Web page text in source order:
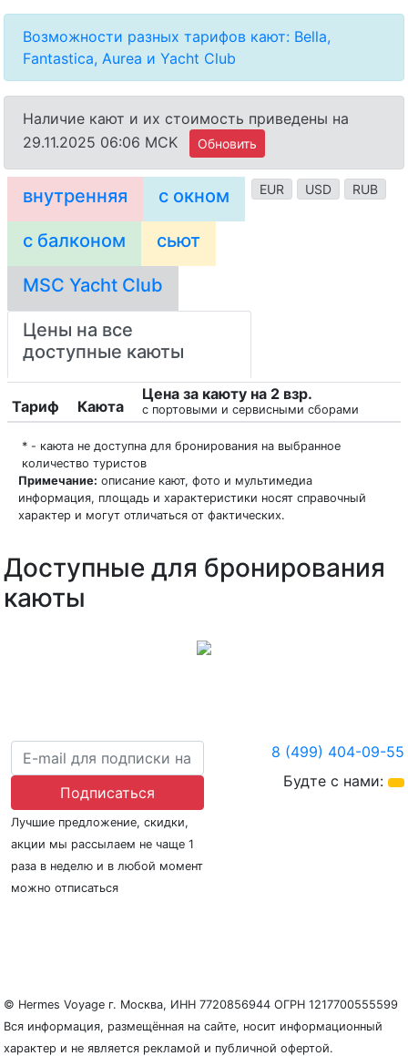
Возможности разных тарифов кают: Bella,
Fantastica, Aurea и Yacht Club
Наличие кают и их стоимость приведены на
29.11.2025 06:06 MCK
Обновить
EUR USD RUB
внутренняя с окном
с балконом сьют
MSC Yacht Club
Цены на все
доступные каюты
Тариф Каюта
Цена за каюту на 2 взр.
с портовыми и сервисными сборами
* - каюта не доступна для бронирования на выбранное
количество туристов
Примечание: описание кают, фото и мультимедиа
информация, площадь и характеристики носят справочный
характер и могут отличаться от фактических.
Доступные для бронирования
каюты
© Hermes Voyage г. Москва, ИНН 7720856944 ОГРН 1217700555599
Вся информация, размещённая на сайте, носит информационный
характер и не является рекламой и публичной офертой.
Подписаться
Лучшие предложение, скидки,
акции мы рассылаем не чаще 1
раза в неделю и в любой момент
можно отписаться
8 (499) 404-09-55
Будте с нами: